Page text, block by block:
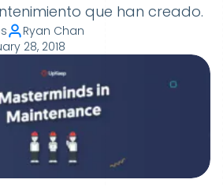
que han creado.
Ryan Chan
28, 2018